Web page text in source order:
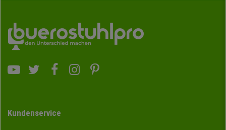
Kundenservice